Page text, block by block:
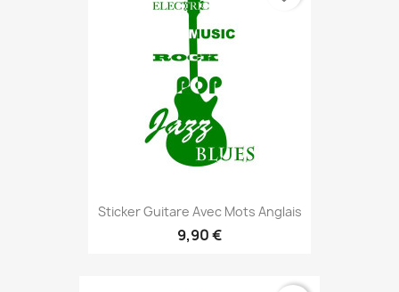
Sticker Guitare Avec Mots Anglais
9,90 €